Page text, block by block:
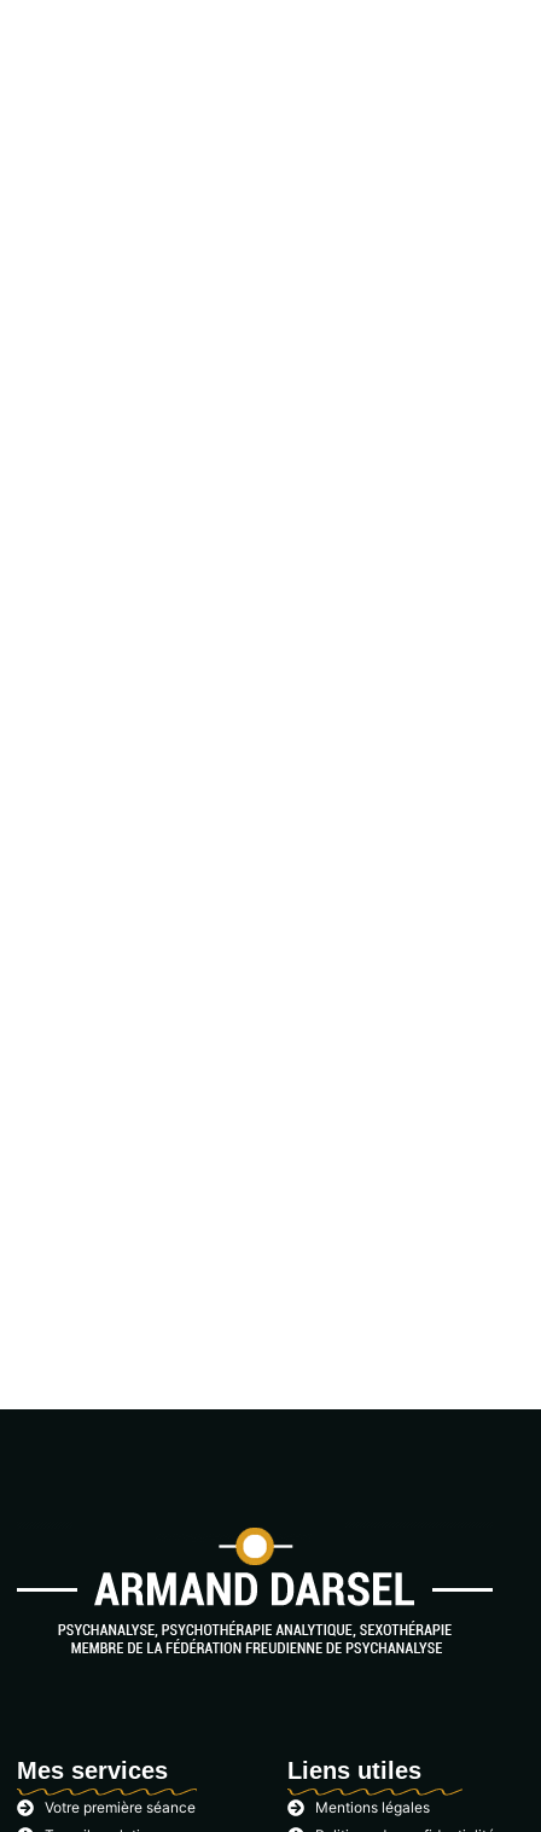
Mes services
Votre première séance
Liens utiles
Mentions légales